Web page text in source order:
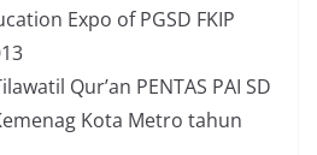
Expo of PGSD FKIP
Qur’an PENTAS PAI SD
Kota Metro tahun